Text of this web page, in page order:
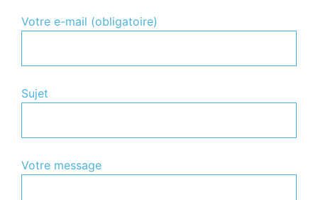
Votre e-mail (obligatoire)
Sujet
Votre message